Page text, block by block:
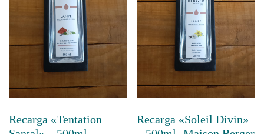
Recarga «Tentation
Recarga «Soleil Divin»